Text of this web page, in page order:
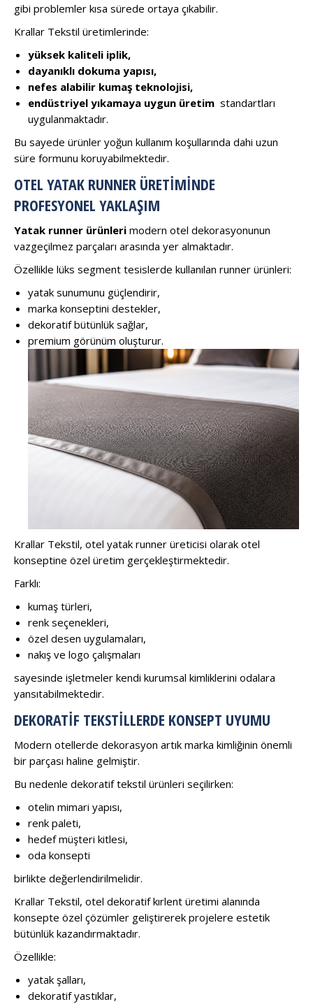
gibi problemler kısa sürede ortaya çıkabilir.
Krallar Tekstil üretimlerinde:
yüksek kaliteli iplik,
dayanıklı dokuma yapısı,
nefes alabilir kumaş teknolojisi,
endüstriyel yıkamaya uygun üretim standartları
uygulanmaktadır.
Bu sayede ürünler yoğun kullanım koşullarında dahi uzun
süre formunu koruyabilmektedir.
OTEL YATAK RUNNER ÜRETIMINDE
PROFESYONEL YAKLAŞIM
Yatak runner ürünleri modern otel dekorasyonunun
vazgeçilmez parçaları arasında yer almaktadır.
Özellikle lüks segment tesislerde kullanılan runner ürünleri:
yatak sunumunu güçlendirir,
marka konseptini destekler,
dekoratif bütünlük sağlar,
premium görünüm oluşturur.
Krallar Tekstil, otel yatak runner üreticisi olarak otel
konseptine özel üretim gerçekleştirmektedir.
Farklı:
kumaş türleri,
renk seçenekleri,
özel desen uygulamaları,
nakış ve logo çalışmaları
sayesinde işletmeler kendi kurumsal kimliklerini odalara
yansıtabilmektedir.
DEKORATIF TEKSTILLERDE KONSEPT UYUMU
Modern otellerde dekorasyon artık marka kimliğinin önemli
bir parçası haline gelmiştir.
Bu nedenle dekoratif tekstil ürünleri seçilirken:
otelin mimari yapısı,
renk paleti,
hedef müşteri kitlesi,
oda konsepti
birlikte değerlendirilmelidir.
Krallar Tekstil, otel dekoratif kırlent üretimi alanında
konsepte özel çözümler geliştirerek projelere estetik
bütünlük kazandırmaktadır.
Özellikle:
yatak şalları,
dekoratif yastıklar,